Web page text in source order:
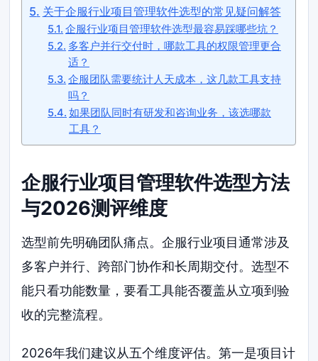
关于企服行业项目管理软件选型的常见疑问解答
企服行业项目管理软件选型最容易踩哪些坑？
多客户并行交付时，哪款工具的权限管理更合
适？
企服团队需要统计人天成本，这几款工具支持
吗？
如果团队同时有研发和咨询业务，该选哪款
工具？
企服行业项目管理软件选型方法
与2026测评维度
选型前先明确团队痛点。企服行业项目通常涉及
多客户并行、跨部门协作和长周期交付。选型不
能只看功能数量，要看工具能否覆盖从立项到验
收的完整流程。
2026年我们建议从五个维度评估。第一是项目计